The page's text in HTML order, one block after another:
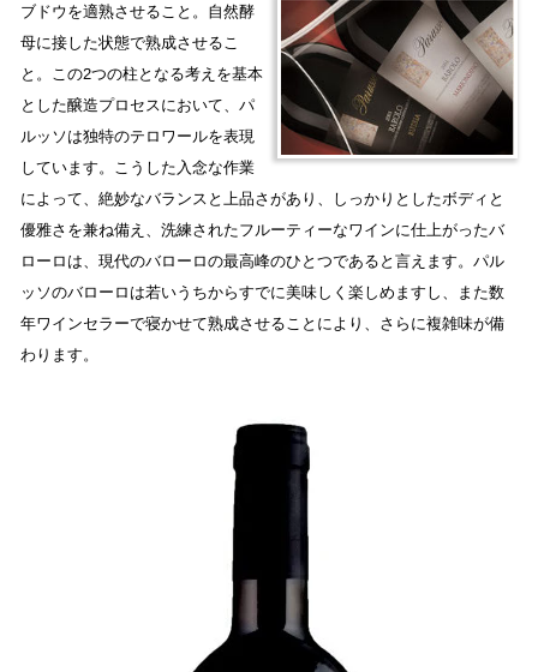
ブドウを適熟させること。自然酵
母に接した状態で熟成させるこ
と。この2つの柱となる考えを基本
とした醸造プロセスにおいて、パ
ルッソは独特のテロワールを表現
しています。こうした入念な作業
によって、絶妙なバランスと上品さがあり、しっかりとしたボディと
優雅さを兼ね備え、洗練されたフルーティーなワインに仕上がったバ
ローロは、現代のバローロの最高峰のひとつであると言えます。パル
ッソのバローロは若いうちからすでに美味しく楽しめますし、また数
年ワインセラーで寝かせて熟成させることにより、さらに複雑味が備
わります。